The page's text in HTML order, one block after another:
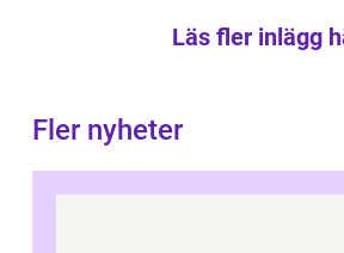
Läs fler inlägg
Fler nyheter